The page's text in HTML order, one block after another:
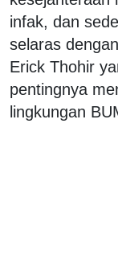
infak, dan
selaras
Erick Thohir
pentingnya
lingkungan